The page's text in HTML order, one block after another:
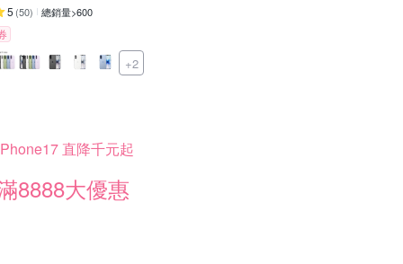
5 (50) 總銷量>600
+2
直降千元起
8888大優惠